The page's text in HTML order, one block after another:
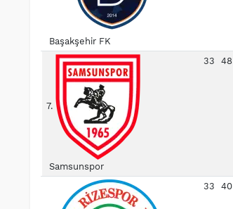
Başakşehir FK
7.
Samsunspor
33 48
33 40